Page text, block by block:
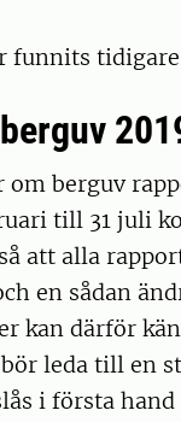
funnits tidigare
om berguv
till 31 juli
att alla
en sådan
kan därför
leda till en
i första